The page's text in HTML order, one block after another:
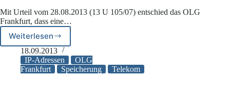
Mit Urteil vom 28.08.2013 (13 U 105/07) entschied das OLG
Frankfurt, dass eine…
Weiterlesen
OLG
Frankfurt:
Siebentägige
Speicherung
18.09.2013
IP-Adressen
OLG
Frankfurt
Speicherung Telekom